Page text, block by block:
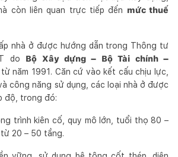
còn liên quan trực tiếp đến mức thuế
nhà ở được hướng dẫn trong Thông tư
do Bộ Xây dựng – Bộ Tài chính –
từ năm 1991. Căn cứ vào kết cấu chịu lực,
công năng sử dụng, các loại nhà ở được
độ, trong đó:
trình kiên cố, quy mô lớn, tuổi thọ 80 –
20 – 50 tầng.